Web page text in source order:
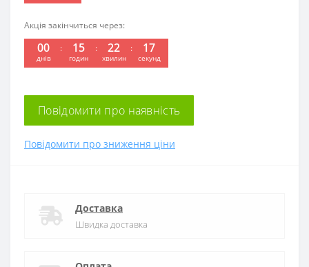
Акція закінчиться через:
00
днів
15
годин
22
хвилин
17
секунд
Повідомити про наявність
Повідомити про зниження ціни
Доставка
Швидка доставка